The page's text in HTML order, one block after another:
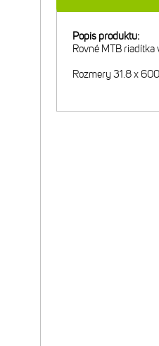
Popis produktu:
Rovné MTB
Rozmery 31.8 x